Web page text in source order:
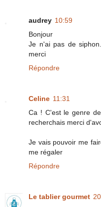
audrey 10:59
Bonjour
Je n'ai pas de
merci
Répondre
Celine 11:31
Ca ! C'est le genre
recherchais merci
Je vais pouvoir me
me régaler
Répondre
Le tablier gourmet